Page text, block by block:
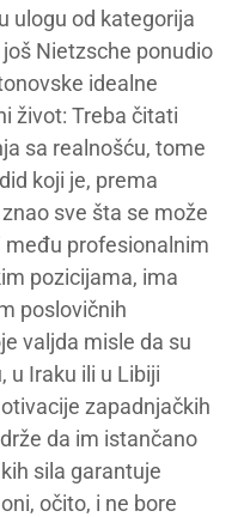
ulogu od kategorija
Nietzsche ponudio
idealne
život: Treba čitati
sa realnošću, tome
koji je, prema
sve šta se može
među profesionalnim
pozicijama, ima
poslovičnih
valjda misle da su
u Iraku ili u Libiji
zapadnjačkih
da im istančano
sila garantuje
očito, i ne bore